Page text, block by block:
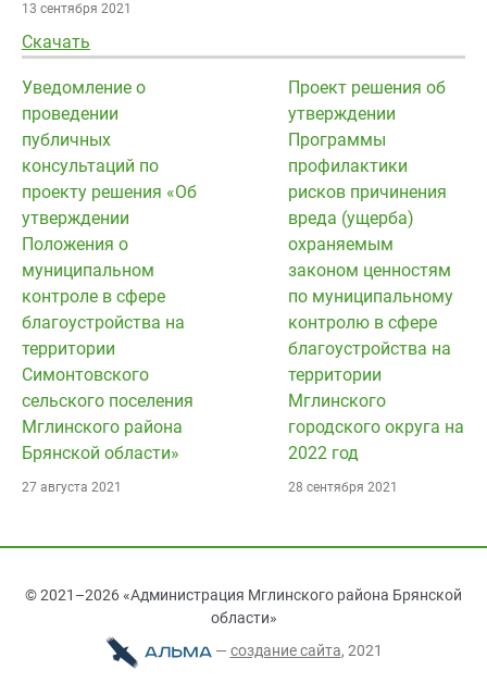
13 сентября 2021
Скачать
Уведомление о
проведении
публичных
консультаций по
проекту решения «Об
утверждении
Положения о
муниципальном
контроле в сфере
благоустройства на
территории
Симонтовского
сельского поселения
Мглинского района
Брянской области»
27 августа 2021
Проект решения об
утверждении
Программы
профилактики
рисков причинения
вреда (ущерба)
охраняемым
законом ценностям
по муниципальному
контролю в сфере
благоустройства на
территории
Мглинского
городского округа на
2022 год
28 сентября 2021
© 2021–2026 «Администрация Мглинского района Брянской
области»
— cоздание сайта, 2021